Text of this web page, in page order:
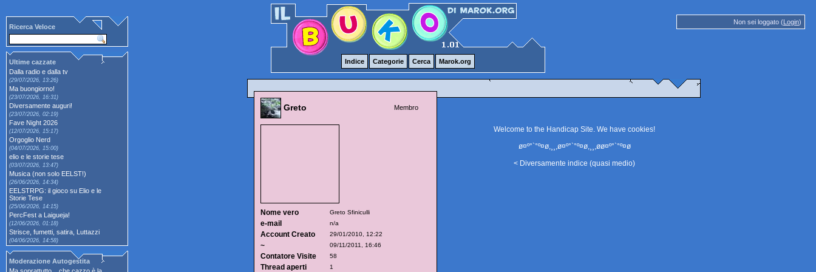
Non sei loggato (Login)
Indice Categorie Cerca Marok.org
Ricerca Veloce
Ultime cazzate
Dalla radio e dalla tv
(29/07/2026, 13:26)
Ma buongiorno!
(23/07/2026, 16:31)
Diversamente auguri!
(23/07/2026, 02:19)
Fave Night 2026
(12/07/2026, 15:17)
Orgoglio Nerd
(04/07/2026, 15:00)
elio e le storie tese
(03/07/2026, 13:47)
Musica (non solo EELST!)
(26/06/2026, 14:34)
EELSTRPG: il gioco su Elio e le
Storie Tese
(25/06/2026, 14:15)
PercFest a Laigueja!
(12/06/2026, 01:18)
Strisce, fumetti, satira, Luttazzi
(04/06/2026, 14:58)
Moderazione Autogestita
Greto Membro
Nome vero Greto Sfiniculli
e-mail n/a
Account Creato 29/01/2010, 12:22
~ 09/11/2011, 16:46
Contatore Visite 58
Thread aperti 1
Welcome to the Handicap Site. We have cookies!
ø¤º°`°º¤ø,¸¸,ø¤º°`°º¤ø,¸¸,øø¤º°`°º¤ø
< Diversamente indice (quasi medio)